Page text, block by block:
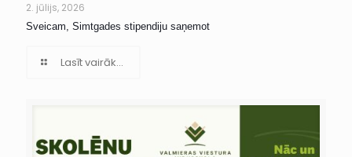
2. jūlijs, 2026
Sveicam, Simtgades stipendiju saņemot
Lasīt vairāk...